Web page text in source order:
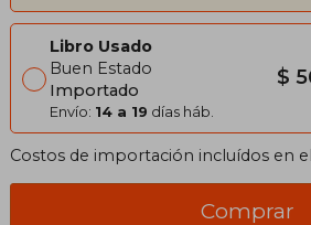
Libro Usado
Buen Estado
Importado
Envío: 14 a 19 días háb.
$
Costos de importación incluídos en
Comprar